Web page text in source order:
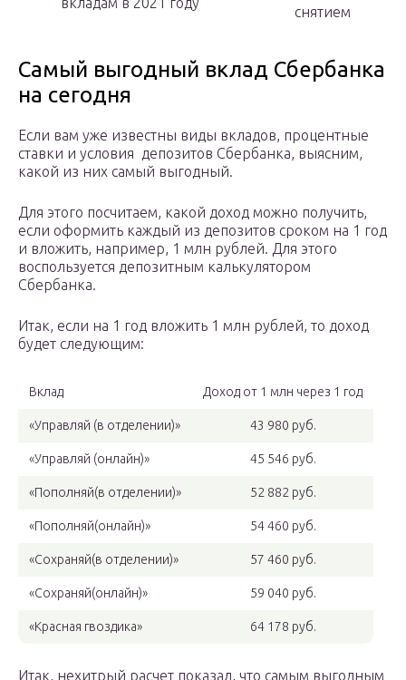
снятием
Самый выгодный вклад Сбербанка
на сегодня
Если вам уже известны виды вкладов, процентные
ставки и условия депозитов Сбербанка, выясним,
какой из них самый выгодный.
Для этого посчитаем, какой доход можно получить,
если оформить каждый из депозитов сроком на 1 год
и вложить, например, 1 млн рублей. Для этого
воспользуется депозитным калькулятором
Сбербанка.
Итак, если на 1 год вложить 1 млн рублей, то доход
будет следующим:
Вклад Доход от 1 млн через 1 год
«Управляй (в отделении)» 43 980 руб.
«Управляй (онлайн)» 45 546 руб.
«Пополняй(в отделении)» 52 882 руб.
«Пополняй(онлайн)» 54 460 руб.
«Сохраняй(в отделении)» 57 460 руб.
«Сохраняй(онлайн)» 59 040 руб.
«Красная гвоздика» 64 178 руб.
Итак, нехитрый расчет показал, что самым выгодным